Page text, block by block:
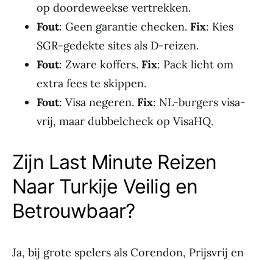
op doordeweekse vertrekken.
Fout: Geen garantie checken. Fix: Kies
SGR-gedekte sites als D-reizen.
Fout: Zware koffers. Fix: Pack licht om
extra fees te skippen.
Fout: Visa negeren. Fix: NL-burgers visa-
vrij, maar dubbelcheck op VisaHQ.
Zijn Last Minute Reizen
Naar Turkije Veilig en
Betrouwbaar?
Ja, bij grote spelers als Corendon, Prijsvrij en